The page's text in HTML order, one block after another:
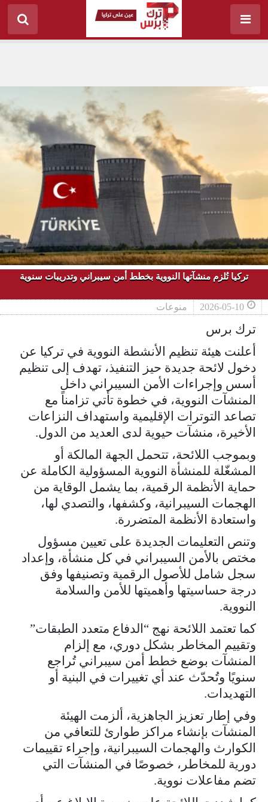
تركيا تُلزم منشآتها النووية بخطط أمن سيبراني وتدريبات سنوية
2026-05-10 منوعات
ترك برس
أعلنت هيئة تنظيم الأنشطة النووية في تركيا عن
دخول لائحة جديدة حيز التنفيذ، تهدف إلى تنظيم
أسس وإجراءات الأمن السيبراني داخل
المنشآت النووية، في خطوة تأتي تزامناً مع
تصاعد التوترات الإقليمية واستهداف النزاعات
الأخيرة، منشآت حيوية لدى العديد من الدول.
وبموجب اللائحة، تتحمل الجهة المالكة أو
المشغّلة للمنشأة النووية المسؤولية الكاملة عن
حماية الأنظمة الرقمية، بما يشمل الوقاية من
الهجمات السيبرانية، وكشفها، والتصدي لها،
واستعادة الأنظمة المتضررة.
وتنص التعليمات الجديدة على تعيين مسؤول
مختص بالأمن السيبراني في كل منشأة، وإعداد
سجل شامل للأصول الرقمية وتصنيفها وفق
درجة حساسيتها وأهميتها للأمن والسلامة
النووية.
كما تعتمد اللائحة نهج “الدفاع متعدد الطبقات”
وتقييم المخاطر بشكل دوري، مع إلزام
المنشآت بوضع خطط أمن سيبراني تُراجع
سنويًا وتُحدّث عند أي تغييرات في البنية أو
التهديدات.
وفي إطار تعزيز الجاهزية، ألزمت الهيئة
المنشآت بإنشاء مراكز طوارئ للتعافي من
الكوارث والهجمات السيبرانية، وإجراء تقييمات
دورية للمخاطر، خصوصًا في المنشآت التي
تضم مفاعلات نووية.